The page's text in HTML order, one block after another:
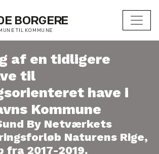
af en tidligere
til
have i
Kommune
By Netværkets
Naturens Rige,
fra 2017-2019.